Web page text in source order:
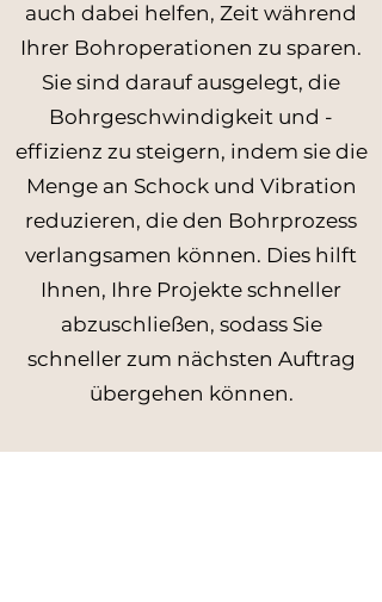
auch dabei helfen, Zeit während
Ihrer Bohroperationen zu sparen.
Sie sind darauf ausgelegt, die
Bohrgeschwindigkeit und -
effizienz zu steigern, indem sie die
Menge an Schock und Vibration
reduzieren, die den Bohrprozess
verlangsamen können. Dies hilft
Ihnen, Ihre Projekte schneller
abzuschließen, sodass Sie
schneller zum nächsten Auftrag
übergehen können.